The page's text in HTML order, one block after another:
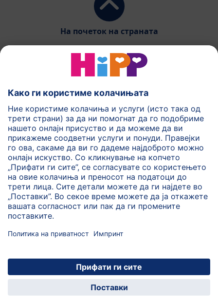
На почеток на страната
HiPP Млечни формули
HiPP Храна за бебиња
HiPP за деца
HiPP Нега за кожа
HiPP Бременост
Политика на приватност
Услови на користење
Импринт
Повеќе за HiPP Контакт
© 2026 HiPP